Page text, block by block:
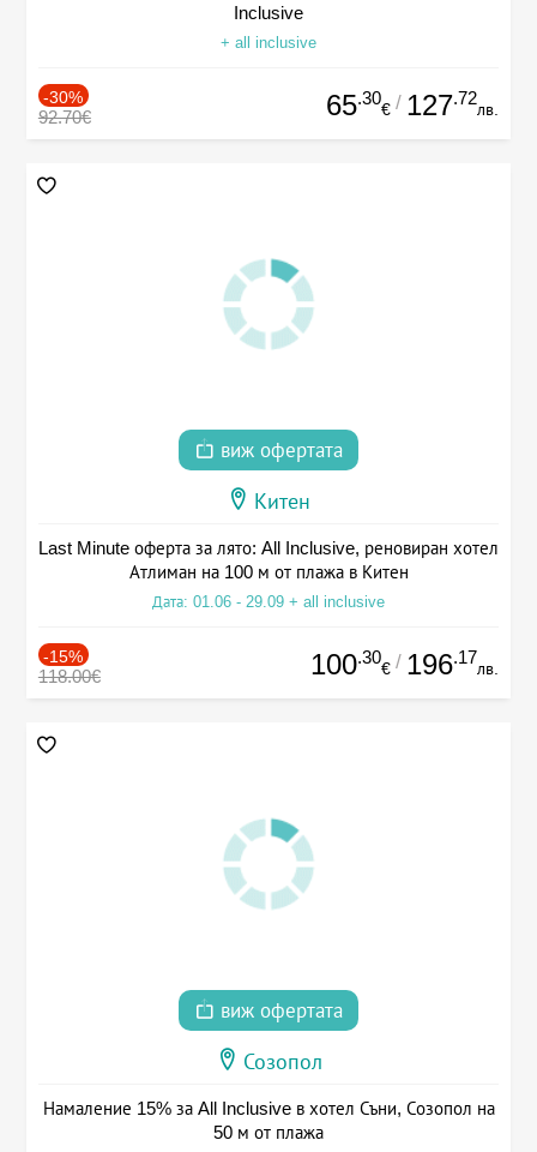
Inclusive
+ all inclusive
-30%
92.70€ 65.30
€ / 127.72
лв.
виж офертата
Китен
Last Minute оферта за лято: All Inclusive, реновиран хотел
Атлиман на 100 м от плажа в Китен
Дата: 01.06 - 29.09 + all inclusive
-15%
118.00€ 100.30
€ / 196.17
лв.
виж офертата
Созопол
Намаление 15% за All Inclusive в хотел Съни, Созопол на
50 м от плажа